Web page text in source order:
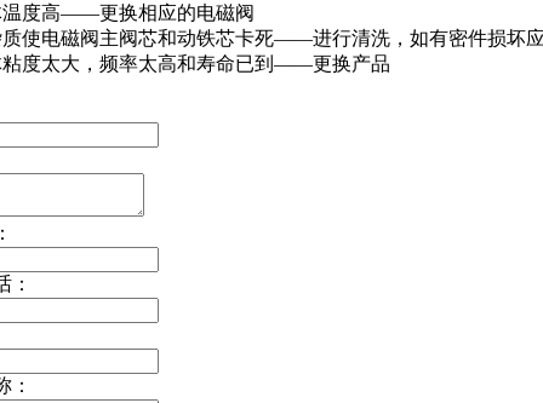
温度高——更换相应的电磁阀
质使电磁阀主阀芯和动铁芯卡死——进行清洗，如有密件损坏
粘度太大，频率太高和寿命已到——更换产品
：
：